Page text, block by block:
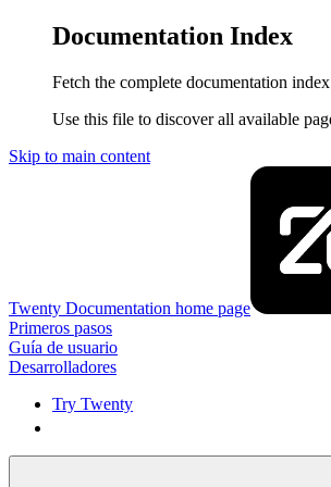
Documentation Index
Fetch the complete documentation
Use this file to discover all available
Skip to main content
Twenty Documentation home page
Primeros pasos
Guía de usuario
Desarrolladores
Try Twenty